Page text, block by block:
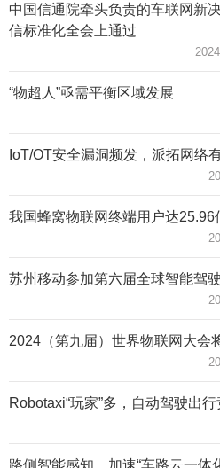
中国信通院牵头负责的车联网新
信标准化全会上通过
“物超人”亟需平衡区域发展
IoT/OT安全漏洞频发，派拓网络
我国蜂窝物联网终端用户达25.96
苏州移动参加第六届全球智能驾
2024（第九届）世界物联网大会
Robotaxi“玩家”多，自动驾驶出行
路侧智能感知，加速“车路云一体